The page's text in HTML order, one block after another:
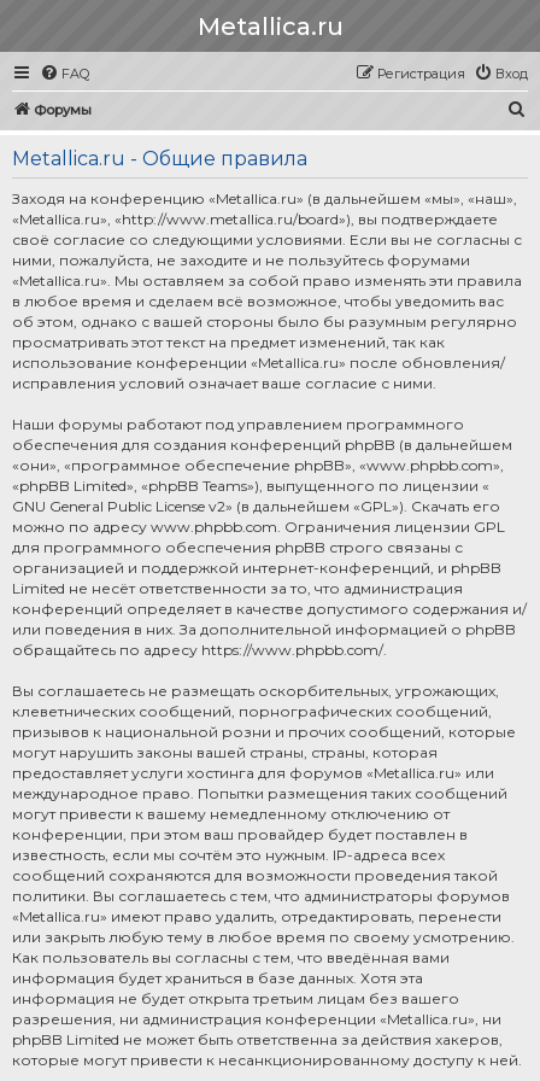
Metallica.ru
FAQ Вход
Регистрация
Форумы
Metallica.ru - Общие правила
Заходя на конференцию «Metallica.ru» (в дальнейшем «мы», «наш»,
«Metallica.ru», «http://www.metallica.ru/board»), вы подтверждаете
своё согласие со следующими условиями. Если вы не согласны с
ними, пожалуйста, не заходите и не пользуйтесь форумами
«Metallica.ru». Мы оставляем за собой право изменять эти правила
в любое время и сделаем всё возможное, чтобы уведомить вас
об этом, однако с вашей стороны было бы разумным регулярно
просматривать этот текст на предмет изменений, так как
использование конференции «Metallica.ru» после обновления/
исправления условий означает ваше согласие с ними.
Наши форумы работают под управлением программного
обеспечения для создания конференций phpBB (в дальнейшем
«они», «программное обеспечение phpBB», «www.phpbb.com»,
«phpBB Limited», «phpBB Teams»), выпущенного по лицензии «
GNU General Public License v2» (в дальнейшем «GPL»). Скачать его
можно по адресу www.phpbb.com. Ограничения лицензии GPL
для программного обеспечения phpBB строго связаны с
организацией и поддержкой интернет-конференций, и phpBB
Limited не несёт ответственности за то, что администрация
конференций определяет в качестве допустимого содержания и/
или поведения в них. За дополнительной информацией о phpBB
обращайтесь по адресу https://www.phpbb.com/.
Вы соглашаетесь не размещать оскорбительных, угрожающих,
клеветнических сообщений, порнографических сообщений,
призывов к национальной розни и прочих сообщений, которые
могут нарушить законы вашей страны, страны, которая
предоставляет услуги хостинга для форумов «Metallica.ru» или
международное право. Попытки размещения таких сообщений
могут привести к вашему немедленному отключению от
конференции, при этом ваш провайдер будет поставлен в
известность, если мы сочтём это нужным. IP-адреса всех
сообщений сохраняются для возможности проведения такой
политики. Вы соглашаетесь с тем, что администраторы форумов
«Metallica.ru» имеют право удалить, отредактировать, перенести
или закрыть любую тему в любое время по своему усмотрению.
Как пользователь вы согласны с тем, что введённая вами
информация будет храниться в базе данных. Хотя эта
информация не будет открыта третьим лицам без вашего
разрешения, ни администрация конференции «Metallica.ru», ни
phpBB Limited не может быть ответственна за действия хакеров,
которые могут привести к несанкционированному доступу к ней.